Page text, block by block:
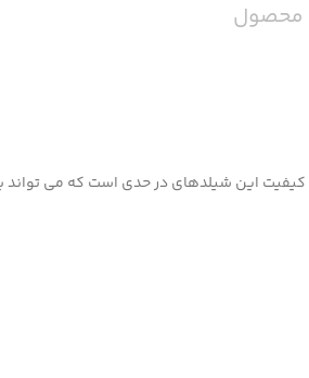
محصول
این شیلدهای در حدی است که می تواند